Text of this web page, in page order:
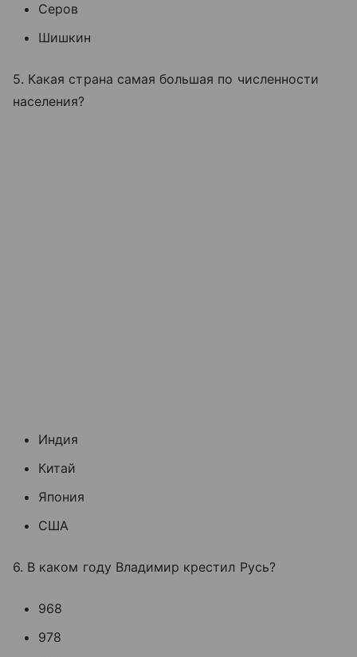
Серов
Шишкин
5. Какая страна самая большая по численности
населения?
Индия
Китай
Япония
США
6. В каком году Владимир крестил Русь?
968
978